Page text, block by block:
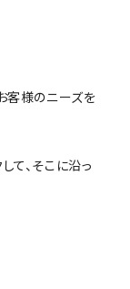
客様のニーズを
て、そこに沿っ